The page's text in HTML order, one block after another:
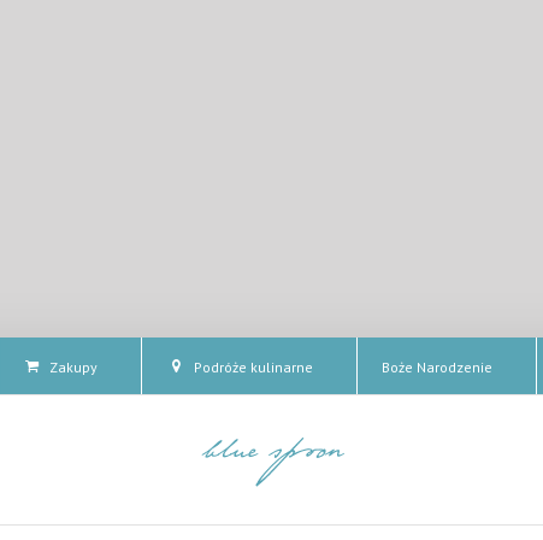
Zakupy Podróże kulinarne Boże Narodzenie